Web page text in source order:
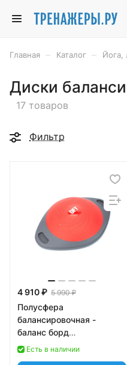
Главная Каталог Йога,
Диски
17 товаров
Фильтр
4 910 ₽ 5 990 ₽
Полусфера
балансировочная -
баланс борд
универсальная
Есть в наличии